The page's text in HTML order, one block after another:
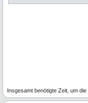
Insgesamt benötigte Zeit, um